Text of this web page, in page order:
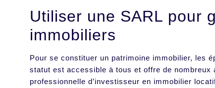
Utiliser une SARL pour
immobiliers
Pour se constituer un patrimoine immobilier, les
statut est accessible à tous et offre de nombreux
professionnelle d’investisseur en immobilier